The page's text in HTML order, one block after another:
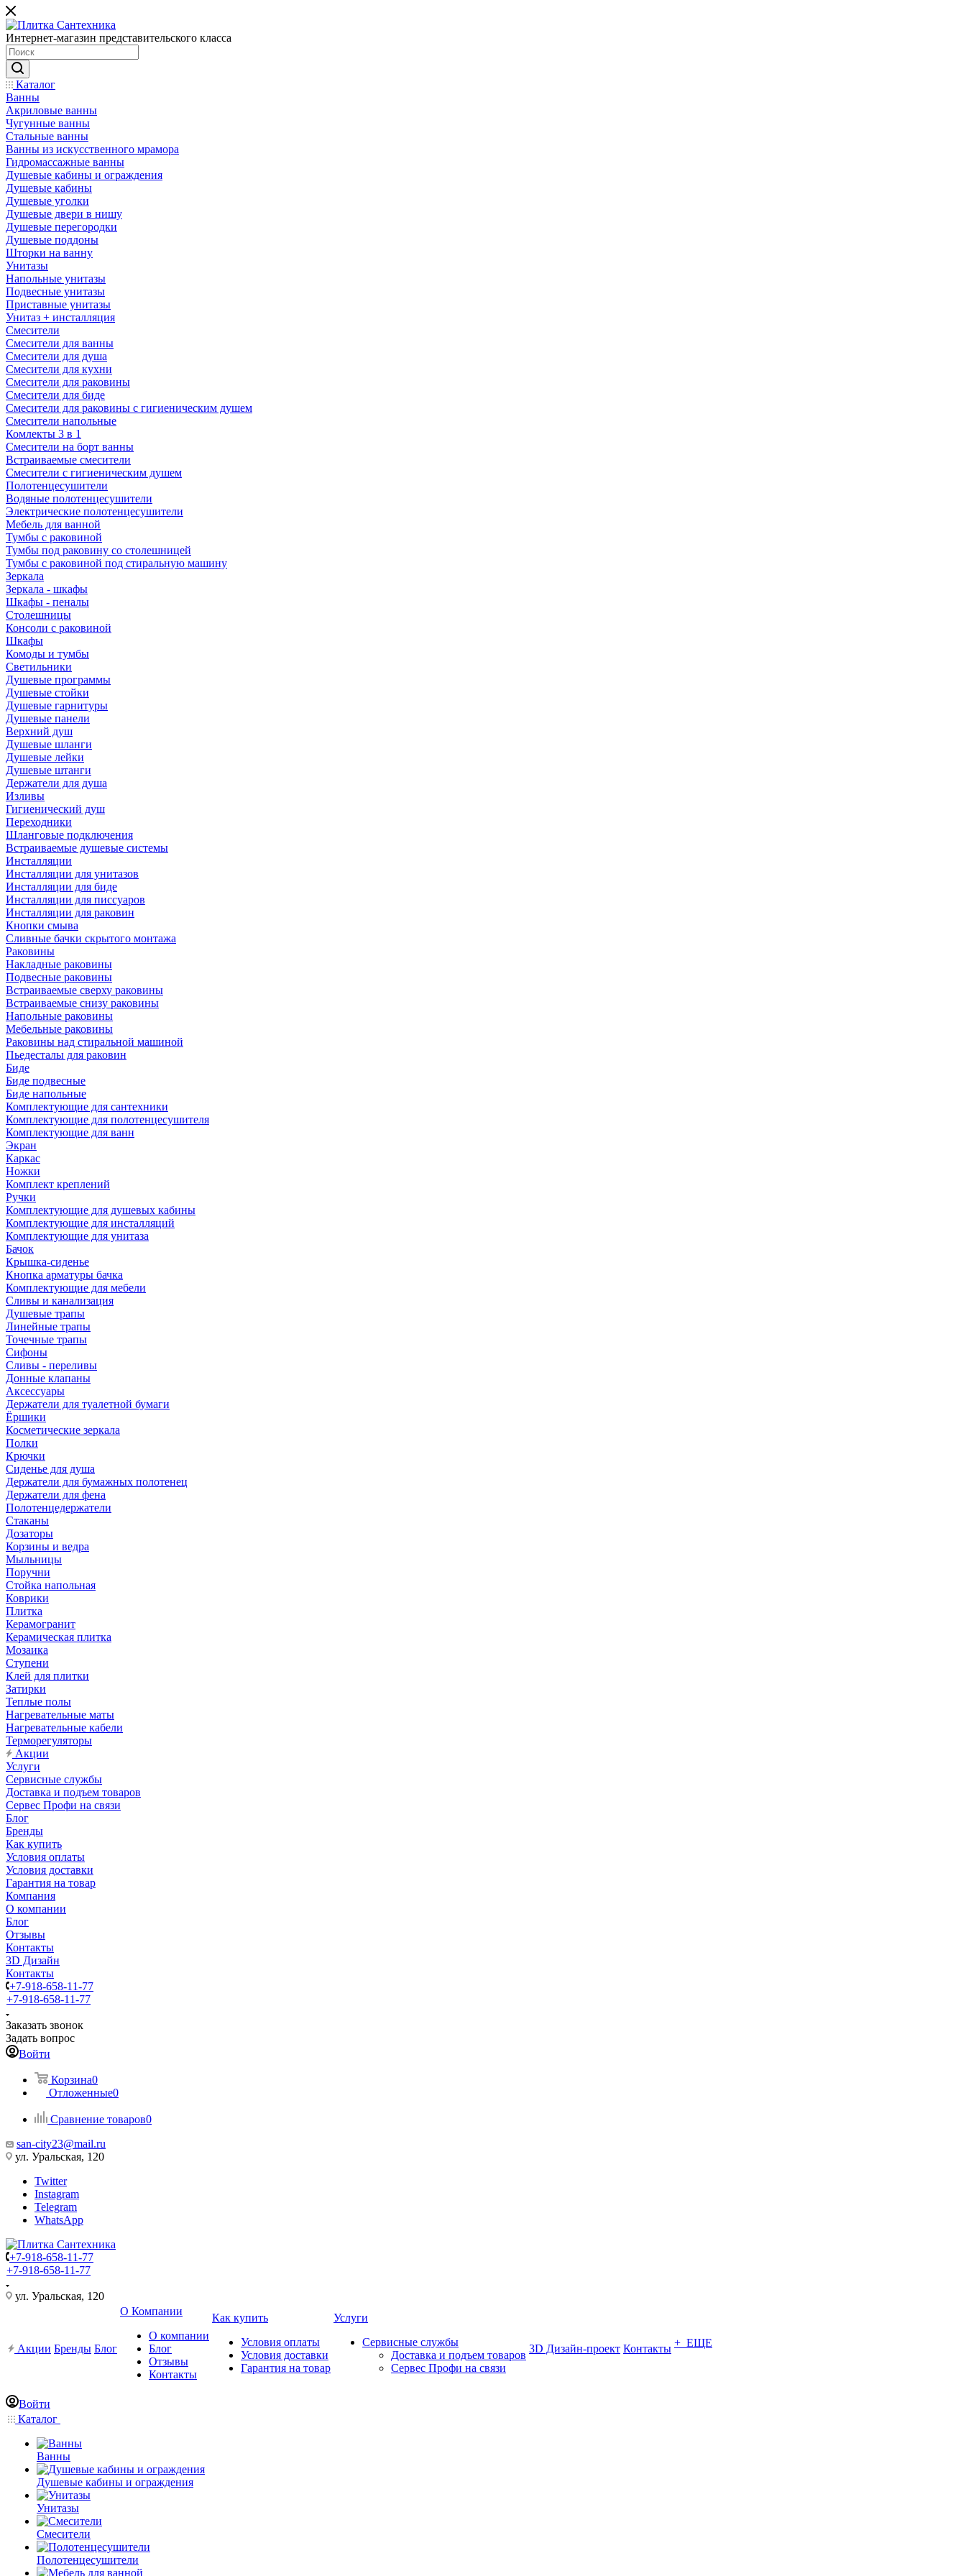
Интернет-магазин представительского класса
Каталог
Ванны
Акриловые ванны
Чугунные ванны
Стальные ванны
Ванны из искусственного мрамора
Гидромассажные ванны
Душевые кабины и ограждения
Душевые кабины
Душевые уголки
Душевые двери в нишу
Душевые перегородки
Душевые поддоны
Шторки на ванну
Унитазы
Напольные унитазы
Подвесные унитазы
Приставные унитазы
Унитаз + инсталляция
Смесители
Смесители для ванны
Смесители для душа
Смесители для кухни
Смесители для раковины
Смесители для биде
Смесители для раковины с гигиеническим душем
Смесители напольные
Комлекты 3 в 1
Смесители на борт ванны
Встраиваемые смесители
Смесители с гигиеническим душем
Полотенцесушители
Водяные полотенцесушители
Электрические полотенцесушители
Мебель для ванной
Тумбы с раковиной
Тумбы под раковину со столешницей
Тумбы с раковиной под стиральную машину
Зеркала
Зеркала - шкафы
Шкафы - пеналы
Столешницы
Консоли с раковиной
Шкафы
Комоды и тумбы
Светильники
Душевые программы
Душевые стойки
Душевые гарнитуры
Душевые панели
Верхний душ
Душевые шланги
Душевые лейки
Душевые штанги
Держатели для душа
Изливы
Гигиенический душ
Переходники
Шланговые подключения
Встраиваемые душевые системы
Инсталляции
Инсталляции для унитазов
Инсталляции для биде
Инсталляции для писсуаров
Инсталляции для раковин
Кнопки смыва
Сливные бачки скрытого монтажа
Раковины
Накладные раковины
Подвесные раковины
Встраиваемые сверху раковины
Встраиваемые снизу раковины
Напольные раковины
Мебельные раковины
Раковины над стиральной машиной
Пьедесталы для раковин
Биде
Биде подвесные
Биде напольные
Комплектующие для сантехники
Комплектующие для полотенцесушителя
Комплектующие для ванн
Экран
Каркас
Ножки
Комплект креплений
Ручки
Комплектующие для душевых кабины
Комплектующие для инсталляций
Комплектующие для унитаза
Бачок
Крышка-сиденье
Кнопка арматуры бачка
Комплектующие для мебели
Сливы и канализация
Душевые трапы
Линейные трапы
Точечные трапы
Сифоны
Сливы - переливы
Донные клапаны
Аксессуары
Держатели для туалетной бумаги
Ёршики
Косметические зеркала
Полки
Крючки
Сиденье для душа
Держатели для бумажных полотенец
Держатели для фена
Полотенцедержатели
Стаканы
Дозаторы
Корзины и ведра
Мыльницы
Поручни
Стойка напольная
Коврики
Плитка
Керамогранит
Керамическая плитка
Мозаика
Ступени
Клей для плитки
Затирки
Теплые полы
Нагревательные маты
Нагревательные кабели
Терморегуляторы
Акции
Услуги
Сервисные службы
Доставка и подъем товаров
Сервес Профи на связи
Блог
Бренды
Как купить
Условия оплаты
Условия доставки
Гарантия на товар
Компания
О компании
Блог
Отзывы
Контакты
3D Дизайн
Контакты
+7-918-658-11-77
+7-918-658-11-77
Заказать звонок
Задать вопрос
Войти
Корзина0
Отложенные0
Сравнение товаров0
san-city23@mail.ru
ул. Уральская, 120
Twitter
Instagram
Telegram
WhatsApp
+7-918-658-11-77
+7-918-658-11-77
ул. Уральская, 120
Акции Бренды Блог
О Компании
О компании
Блог
Отзывы
Контакты
Как купить
Условия оплаты
Условия доставки
Гарантия на товар
Услуги
Сервисные службы
Доставка и подъем товаров
Сервес Профи на связи
3D Дизайн-проект Контакты + ЕЩЕ
Войти
Каталог
Ванны
Душевые кабины и ограждения
Унитазы
Смесители
Полотенцесушители